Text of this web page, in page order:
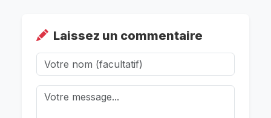
Laissez un commentaire